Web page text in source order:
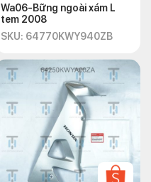
Wa06-Bững ngoài xám L
tem 2008
SKU: 64770KWY940ZB